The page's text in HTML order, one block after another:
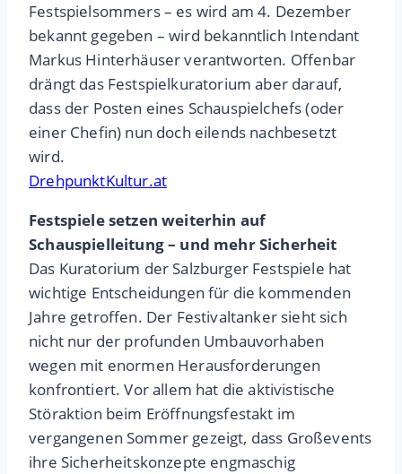
Festspielsommers – es wird am 4. Dezember
bekannt gegeben – wird bekanntlich Intendant
Markus Hinterhäuser verantworten. Offenbar
drängt das Festspielkuratorium aber darauf,
dass der Posten eines Schauspielchefs (oder
einer Chefin) nun doch eilends nachbesetzt
wird.
DrehpunktKultur.at
Festspiele setzen weiterhin auf
Schauspielleitung – und mehr Sicherheit
Das Kuratorium der Salzburger Festspiele hat
wichtige Entscheidungen für die kommenden
Jahre getroffen. Der Festivaltanker sieht sich
nicht nur der profunden Umbauvorhaben
wegen mit enormen Herausforderungen
konfrontiert. Vor allem hat die aktivistische
Störaktion beim Eröffnungsfestakt im
vergangenen Sommer gezeigt, dass Großevents
ihre Sicherheitskonzepte engmaschig